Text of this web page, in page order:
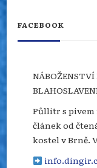
FACEBOOK
NÁBOŽENSTVÍ
Půllitr s pivem
článek od
kostel v Brně.